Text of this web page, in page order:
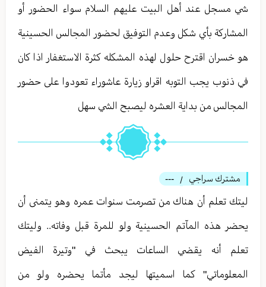
شي مسجل عند أهل البيت عليهم السلام سواء الحضور أو
المشاركة بأي شكل وعدم التوفيق لحضور المجالس الحسينية
هو خسران اقترح حلول لهذه المشكله كثرة الاستغفار اذا كان
في ذنوب يجب التوبه اقراو زيارة عاشوراء تعودوا على حضور
المجالس من بداية العشره ليصبح الشي سهل
مشترك سراجي /
---
ليتك تعلم أن هناك من تصرمت سنوات عمره وهو يتمنى أن
يحضر هذه المآتم الحسينية ولو للمرة قبل وفاته.. وليتك
تعلم أنه يقضي الساعات يبحث في "وتيرة الفيض
المعلوماتي" كما اسميتها ليجد مأتما يحضره ولو من